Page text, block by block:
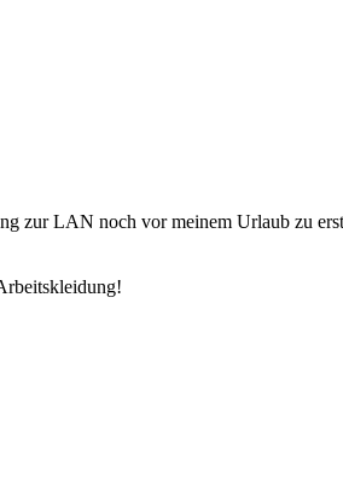
zur LAN noch vor meinem Urlaub zu